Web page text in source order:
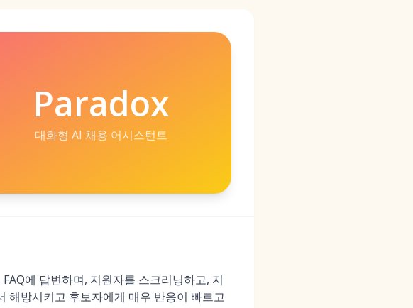
Paradox
대화형 AI 채용 어시스턴트
에 답변하며, 지원자를 스크리닝하고, 지
해방시키고 후보자에게 매우 반응이 빠르고